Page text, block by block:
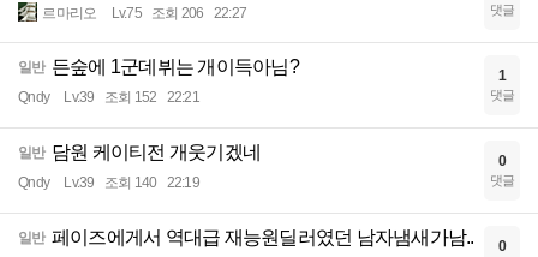
르마리오 Lv.75 조회 206 22:27 댓글
일반 든숲에 1군데뷔는 개이득아님?
Qndy Lv.39 조회 152 22:21
1
댓글
일반 담원 케이티전 개웃기겠네
Qndy Lv.39 조회 140 22:19
0
댓글
일반 페이즈에게서 역대급 재능원딜러였던 남자냄새가남.. 0